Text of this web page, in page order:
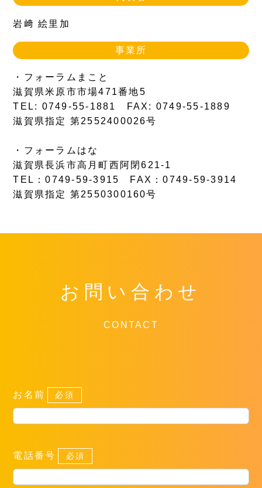
岩﨑 絵里加
事業所
・フォーラムまこと
滋賀県米原市市場471番地5
TEL: 0749-55-1881 FAX: 0749-55-1889
滋賀県指定 第2552400026号
・フォーラムはな
滋賀県長浜市高月町西阿閉621-1
TEL：0749-59-3915 FAX：0749-59-3914
滋賀県指定 第2550300160号
お問い合わせ
CONTACT
お名前 必須
電話番号 必須